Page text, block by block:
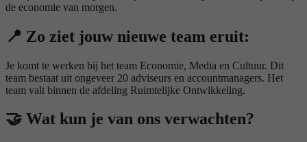
de economie van morgen.
📍 Zo ziet jouw nieuwe team eruit:
Je komt te werken bij het team Economie, Media en Cultuur. Dit
team bestaat uit ongeveer 20 adviseurs en accountmanagers. Het
team valt binnen de afdeling Ruimtelijke Ontwikkeling.
🤝 Wat kun je van ons verwachten?